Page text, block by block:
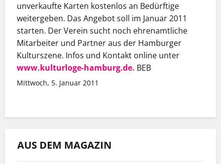
unverkaufte Karten kostenlos an Bedürftige
weitergeben. Das Angebot soll im Januar 2011
starten. Der Verein sucht noch ehrenamtliche
Mitarbeiter und Partner aus der Hamburger
Kulturszene. Infos und Kontakt online unter
www.kulturloge-hamburg.de. BEB
Mittwoch, 5. Januar 2011
AUS DEM MAGAZIN